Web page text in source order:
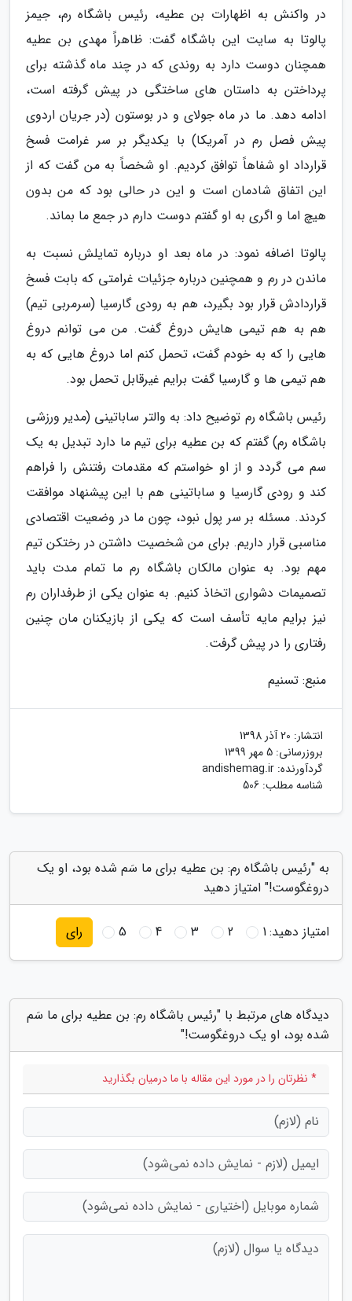
در واکنش به اظهارات بن عطیه، رئیس باشگاه رم، جیمز
پالوتا به سایت این باشگاه گفت: ظاهراً مهدی بن عطیه
همچنان دوست دارد به روندی که در چند ماه گذشته برای
پرداختن به داستان های ساختگی در پیش گرفته است،
ادامه دهد. ما در ماه جولای و در بوستون (در جریان اردوی
پیش فصل رم در آمریکا) با یکدیگر بر سر غرامت فسخ
قرارداد او شفاهاً توافق کردیم. او شخصاً به من گفت که از
این اتفاق شادمان است و این در حالی بود که من بدون
هیچ اما و اگری به او گفتم دوست دارم در جمع ما بماند.
پالوتا اضافه نمود: در ماه بعد او درباره تمایلش نسبت به
ماندن در رم و همچنین درباره جزئیات غرامتی که بابت فسخ
قراردادش قرار بود بگیرد، هم به رودی گارسیا (سرمربی تیم)
هم به هم تیمی هایش دروغ گفت. من می توانم دروغ
هایی را که به خودم گفت، تحمل کنم اما دروغ هایی که به
هم تیمی ها و گارسیا گفت برایم غیرقابل تحمل بود.
رئیس باشگاه رم توضیح داد: به والتر ساباتینی (مدیر ورزشی
باشگاه رم) گفتم که بن عطیه برای تیم ما دارد تبدیل به یک
سم می گردد و از او خواستم که مقدمات رفتنش را فراهم
کند و رودی گارسیا و ساباتینی هم با این پیشنهاد موافقت
کردند. مسئله بر سر پول نبود، چون ما در وضعیت اقتصادی
مناسبی قرار داریم. برای من شخصیت داشتن در رختکن تیم
مهم بود. به عنوان مالکان باشگاه رم ما تمام مدت باید
تصمیمات دشواری اتخاذ کنیم. به عنوان یکی از طرفداران رم
نیز برایم مایه تأسف است که یکی از بازیکنان مان چنین
رفتاری را در پیش گرفت.
منبع: تسنیم
انتشار: 20 آذر 1398
بروزرسانی: 5 مهر 1399
گردآورنده: andishemag.ir
شناسه مطلب: 506
به "رئیس باشگاه رم: بن عطیه برای ما سَم شده بود، او یک
دروغگوست!" امتیاز دهید
امتیاز دهید:1
2
3
4
5 رای
دیدگاه های مرتبط با "رئیس باشگاه رم: بن عطیه برای ما سَم
شده بود، او یک دروغگوست!"
* نظرتان را در مورد این مقاله با ما درمیان بگذارید